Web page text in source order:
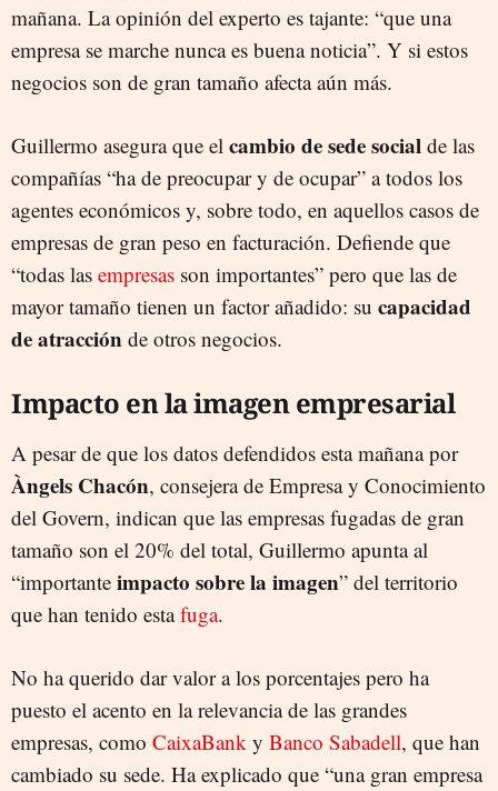
mañana. La opinión del experto es tajante: “que una
empresa se marche nunca es buena noticia”. Y si estos
negocios son de gran tamaño afecta aún más.
Guillermo asegura que el cambio de sede social de las
compañías “ha de preocupar y de ocupar” a todos los
agentes económicos y, sobre todo, en aquellos casos de
empresas de gran peso en facturación. Defiende que
“todas las empresas son importantes” pero que las de
mayor tamaño tienen un factor añadido: su capacidad
de atracción de otros negocios.
Impacto en la imagen empresarial
A pesar de que los datos defendidos esta mañana por
Àngels Chacón, consejera de Empresa y Conocimiento
del Govern, indican que las empresas fugadas de gran
tamaño son el 20% del total, Guillermo apunta al
“importante impacto sobre la imagen” del territorio
que han tenido estafuga.
No ha querido dar valor a los porcentajes pero ha
puesto el acento en la relevancia de las grandes
empresas, como CaixaBank y Banco Sabadell, que han
cambiado su sede. Ha explicado que “una gran empresa